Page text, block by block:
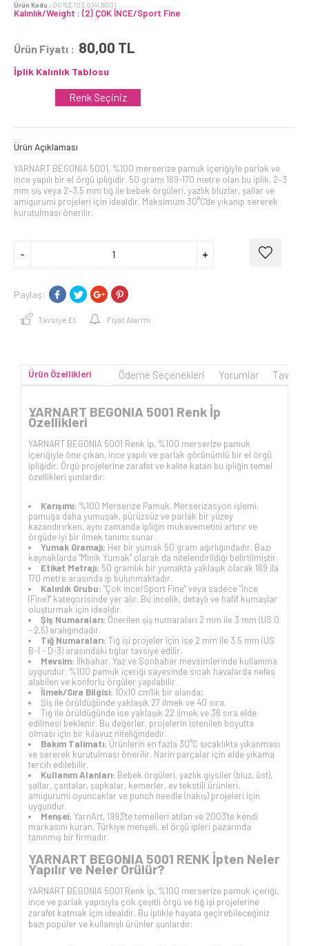
Ürün Kodu : 00153.103.0141.5001
Kalınlık/Weight : (2) ÇOK İNCE/Sport Fine
Ürün Fiyatı : 80,00 TL
İplik Kalınlık Tablosu
Renk Seçiniz
Ürün Açıklaması
YARNART BEGONIA 5001, %100 merserize pamuk içeriğiyle parlak ve
ince yapılı bir el örgü ipliğidir. 50 gramı 169-170 metre olan bu iplik, 2–3
mm şiş veya 2–3.5 mm tığ ile bebek örgüleri, yazlık bluzlar, şallar ve
amigurumi projeleri için idealdir. Maksimum 30°C'de yıkanıp sererek
kurutulması önerilir.
Paylaş:
Tavsiye Et Fiyat Alarmı
Ürün Özellikleri Ödeme Seçenekleri Yorumlar
YARNART BEGONIA 5001 Renk İp
Özellikleri
YARNART BEGONIA 5001 Renk İp, %100 merserize pamuk
içeriğiyle öne çıkan, ince yapılı ve parlak görünümlü bir el örgü
ipliğidir. Örgü projelerine zarafet ve kalite katan bu ipliğin temel
özellikleri şunlardır:
Karışımı: %100 Merserize Pamuk. Merserizasyon işlemi,
pamuğa daha yumuşak, pürüzsüz ve parlak bir yüzey
kazandırırken, aynı zamanda ipliğin mukavemetini artırır ve
örgüde iyi bir ilmek tanımı sunar.
Yumak Gramajı: Her bir yumak 50 gram ağırlığındadır. Bazı
kaynaklarda "Minik Yumak" olarak da nitelendirildiği belirtilmiştir.
Etiket Metrajı: 50 gramlık bir yumakta yaklaşık olarak 169 ila
170 metre arasında ip bulunmaktadır.
Kalınlık Grubu: "Çok İnce/Sport Fine" veya sadece "İnce
(Fine)" kategorisinde yer alır. Bu incelik, detaylı ve hafif kumaşlar
oluşturmak için idealdir.
Şiş Numaraları: Önerilen şiş numaraları 2 mm ile 3 mm (US 0
- 2.5) aralığındadır.
Tığ Numaraları: Tığ işi projeler için ise 2 mm ile 3.5 mm (US
B-1 - D-3) arasındaki tığlar tavsiye edilir.
Mevsim: İlkbahar, Yaz ve Sonbahar mevsimlerinde kullanıma
uygundur. %100 pamuk içeriği sayesinde sıcak havalarda nefes
alabilen ve konforlu örgüler yapılabilir.
İlmek/Sıra Bilgisi: 10x10 cm'lik bir alanda;
Şiş ile örüldüğünde yaklaşık 27 ilmek ve 40 sıra.
Tığ ile örüldüğünde ise yaklaşık 22 ilmek ve 36 sıra elde
edilmesi beklenir. Bu değerler, projelerin istenilen boyutta
olması için bir kılavuz niteliğindedir.
Bakım Talimatı: Ürünlerin en fazla 30°C sıcaklıkta yıkanması
ve sererek kurutulması önerilir. Narin parçalar için elde yıkama
tercih edilebilir.
Kullanım Alanları: Bebek örgüleri, yazlık giysiler (bluz, üst),
şallar, çantalar, şapkalar, kemerler, ev tekstili ürünleri,
amigurumi oyuncaklar ve punch needle (nakış) projeleri için
uygundur.
Menşei: YarnArt, 1993'te temelleri atılan ve 2003'te kendi
markasını kuran, Türkiye menşeli, el örgü ipleri pazarında
tanınmış bir firmadır.
YARNART BEGONIA 5001 RENK İpten Neler
Yapılır ve Neler Örülür?
YARNART BEGONIA 5001 Renk İp, %100 merserize pamuk içeriği,
ince ve parlak yapısıyla çok çeşitli örgü ve tığ işi projelerine
zarafet katmak için idealdir. Bu iplikle hayata geçirebileceğiniz
bazı popüler ve kullanışlı ürünler şunlardır: